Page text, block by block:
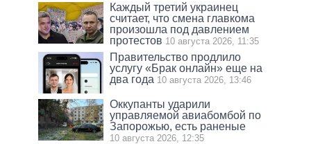
Каждый третий украинец
считает, что смена главкома
произошла под давлением
протестов 10 августа 2026, 11:35
Правительство продлило
услугу «Брак онлайн» еще на
два года 10 августа 2026, 13:46
Оккупанты ударили
управляемой авиабомбой по
Запорожью, есть раненые
10 августа 2026, 12:35